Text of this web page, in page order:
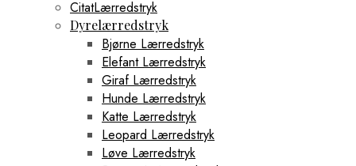
CitatLærredstryk
Dyrelærredstryk
Bjørne Lærredstryk
Elefant Lærredstryk
Giraf Lærredstryk
Hunde Lærredstryk
Katte Lærredstryk
Leopard Lærredstryk
Løve Lærredstryk